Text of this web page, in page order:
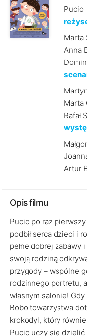
Pucio
Marta
Anna
Marta
Rafał
Artur
Opis filmu
Pucio po raz
podbił serca dzieci i
pełne dobrej zabawy
swoją rodziną
przygody – wspólne
rodzinnego portretu,
własnym salonie!
Bobo towarzystwa
krokodyl, który
Pucio uczy się